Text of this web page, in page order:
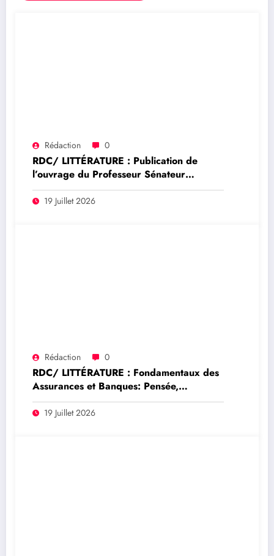
Rédaction 0
RDC/ LITTÉRATURE : Publication de
l’ouvrage du Professeur Sénateur
Modeste Bahati Lukwebo : Justin
Ngakwiraki salue une contribution
19 Juillet 2026
Rédaction 0
RDC/ LITTÉRATURE : Fondamentaux des
Assurances et Banques: Pensée,
décryptage et analyse stratégique du
Professeur Modeste BAHATI LUKWEBO
19 Juillet 2026